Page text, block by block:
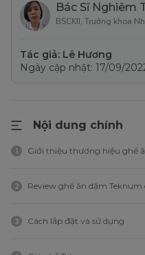
Bác Sĩ Nghiêm
BSCKII, Trưởng khoa
Tác giả: Lê Hương
Ngày cập nhật: 17/09/
Nội dung chính
1 Giới thiệu thương hiệu ghế
2 Review ghế ăn dặm
3 Cách lắp đặt và sử dụng